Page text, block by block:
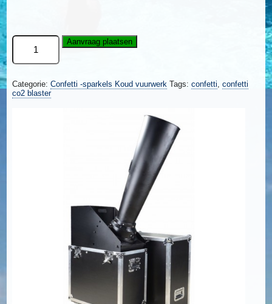
Confetti
Shooter
Aanvraag plaatsen
Categorie: Confetti -sparkels Koud vuurwerk Tags: confetti, confetti
co2 blaster